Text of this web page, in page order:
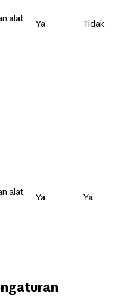
alat Ya Tidak
alat Ya Ya